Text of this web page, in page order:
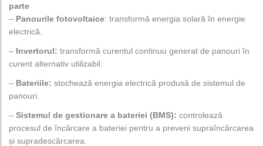
parte
– Panourile fotovoltaice: transformă energia solară în energie
electrică.
– Invertorul: transformă curentul continuu generat de panouri în
curent alternativ utilizabil.
– Bateriile: stochează energia electrică produsă de sistemul de
panouri.
– Sistemul de gestionare a bateriei (BMS): controlează
procesul de încărcare a bateriei pentru a preveni supraîncărcarea
și supradescărcarea.